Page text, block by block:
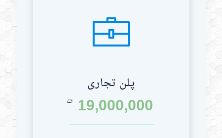
پلن تجاری
19,000,000 ت